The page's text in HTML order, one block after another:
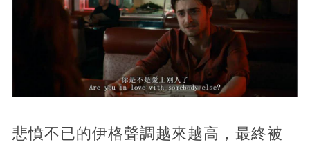
悲憤不已的伊格聲調越來越高，最終被